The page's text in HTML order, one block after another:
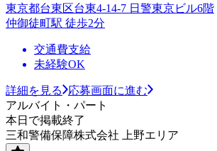
東京都台東区台東4-14-7 日警東京ビル6階
仲御徒町駅 徒歩2分
交通費支給
未経験OK
詳細を見る
応募画面に進む
アルバイト・パート
本日で掲載終了
三和警備保障株式会社 上野エリア